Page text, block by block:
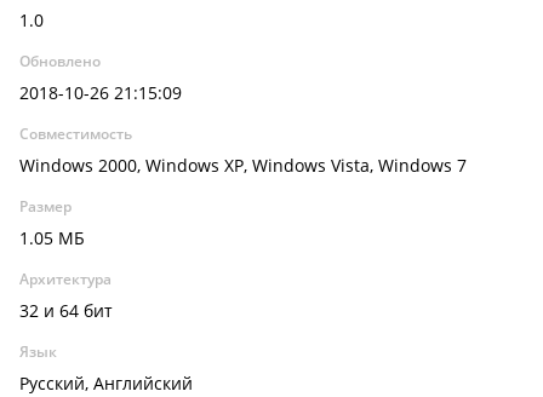
1.0
Обновлено
2018-10-26 21:15:09
Совместимость
Windows 2000, Windows XP, Windows Vista, Windows 7
Размер
1.05 МБ
Архитектура
32 и 64 бит
Язык
Русский, Английский